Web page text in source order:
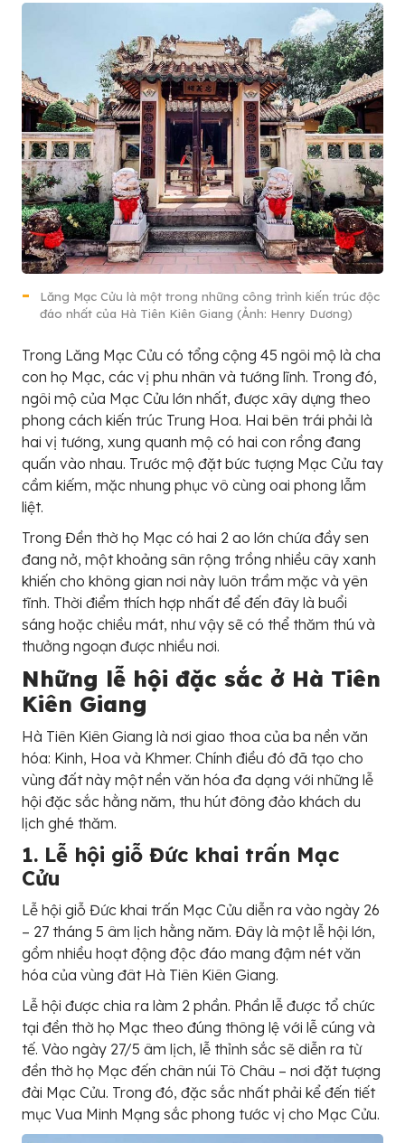
Lăng Mạc Cửu là một trong những công trình kiến trúc độc
đáo nhất của Hà Tiên Kiên Giang (Ảnh: Henry Dương)
Trong Lăng Mạc Cửu có tổng cộng 45 ngôi mộ là cha
con họ Mạc, các vị phu nhân và tướng lĩnh. Trong đó,
ngôi mộ của Mạc Cửu lớn nhất, được xây dựng theo
phong cách kiến trúc Trung Hoa. Hai bên trái phải là
hai vị tướng, xung quanh mộ có hai con rồng đang
quấn vào nhau. Trước mộ đặt bức tượng Mạc Cửu tay
cầm kiếm, mặc nhung phục vô cùng oai phong lẫm
liệt.
Trong Đền thờ họ Mạc có hai 2 ao lớn chứa đầy sen
đang nở, một khoảng sân rộng trồng nhiều cây xanh
khiến cho không gian nơi này luôn trầm mặc và yên
tĩnh. Thời điểm thích hợp nhất để đến đây là buổi
sáng hoặc chiều mát, như vậy sẽ có thể thăm thú và
thưởng ngoạn được nhiều nơi.
Những lễ hội đặc sắc ở Hà Tiên
Kiên Giang
Hà Tiên Kiên Giang là nơi giao thoa của ba nền văn
hóa: Kinh, Hoa và Khmer. Chính điều đó đã tạo cho
vùng đất này một nền văn hóa đa dạng với những lễ
hội đặc sắc hằng năm, thu hút đông đảo khách du
lịch ghé thăm.
1. Lễ hội giỗ Đức khai trấn Mạc
Cửu
Lễ hội giỗ Đức khai trấn Mạc Cửu diễn ra vào ngày 26
– 27 tháng 5 âm lịch hằng năm. Đây là một lễ hội lớn,
gồm nhiều hoạt động độc đáo mang đậm nét văn
hóa của vùng đât Hà Tiên Kiên Giang.
Lễ hội được chia ra làm 2 phần. Phần lễ được tổ chức
tại đền thờ họ Mạc theo đúng thông lệ với lễ cúng và
tế. Vào ngày 27/5 âm lịch, lễ thỉnh sắc sẽ diễn ra từ
đền thờ họ Mạc đến chân núi Tô Châu – nơi đặt tượng
đài Mạc Cửu. Trong đó, đặc sắc nhất phải kể đến tiết
mục Vua Minh Mạng sắc phong tước vị cho Mạc Cửu.